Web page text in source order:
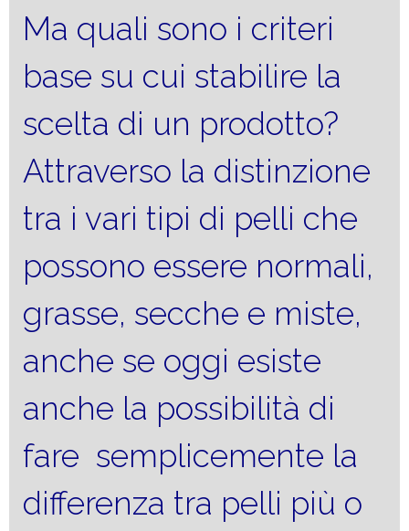
Ma quali sono i criteri
base su cui stabilire la
scelta di un prodotto?
Attraverso la distinzione
tra i vari tipi di pelli che
possono essere normali,
grasse, secche e miste,
anche se oggi esiste
anche la possibilità di
fare semplicemente la
differenza tra pelli più o